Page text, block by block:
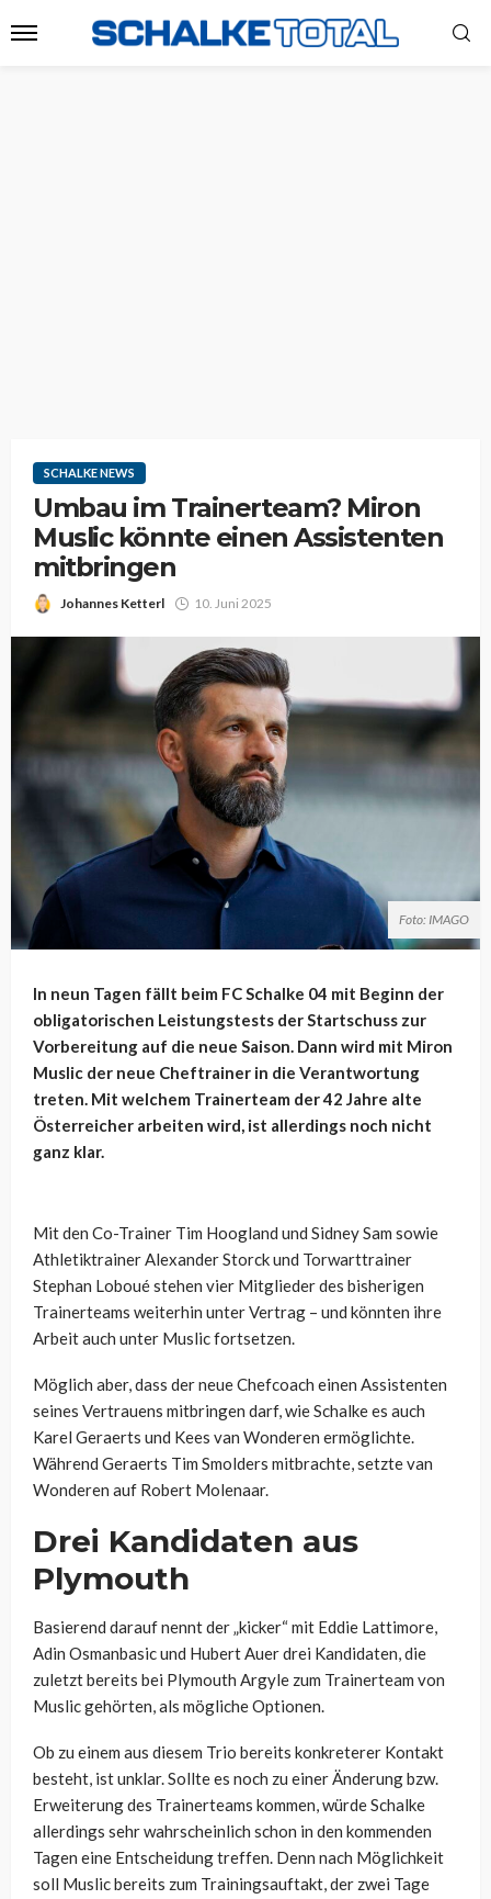
SCHALKE NEWS
Umbau im Trainerteam? Miron
Muslic könnte einen Assistenten
mitbringen
Johannes Ketterl 10. Juni 2025
Foto: IMAGO
In neun Tagen fällt beim FC Schalke 04 mit Beginn der
obligatorischen Leistungstests der Startschuss zur
Vorbereitung auf die neue Saison. Dann wird mit Miron
Muslic der neue Cheftrainer in die Verantwortung
treten. Mit welchem Trainerteam der 42 Jahre alte
Österreicher arbeiten wird, ist allerdings noch nicht
ganz klar.
Mit den Co-Trainer Tim Hoogland und Sidney Sam sowie
Athletiktrainer Alexander Storck und Torwarttrainer
Stephan Loboué stehen vier Mitglieder des bisherigen
Trainerteams weiterhin unter Vertrag – und könnten ihre
Arbeit auch unter Muslic fortsetzen.
Möglich aber, dass der neue Chefcoach einen Assistenten
seines Vertrauens mitbringen darf, wie Schalke es auch
Karel Geraerts und Kees van Wonderen ermöglichte.
Während Geraerts Tim Smolders mitbrachte, setzte van
Wonderen auf Robert Molenaar.
Drei Kandidaten aus
Plymouth
Basierend darauf nennt der „kicker“ mit Eddie Lattimore,
Adin Osmanbasic und Hubert Auer drei Kandidaten, die
zuletzt bereits bei Plymouth Argyle zum Trainerteam von
Muslic gehörten, als mögliche Optionen.
Ob zu einem aus diesem Trio bereits konkreterer Kontakt
besteht, ist unklar. Sollte es noch zu einer Änderung bzw.
Erweiterung des Trainerteams kommen, würde Schalke
allerdings sehr wahrscheinlich schon in den kommenden
Tagen eine Entscheidung treffen. Denn nach Möglichkeit
soll Muslic bereits zum Trainingsauftakt, der zwei Tage